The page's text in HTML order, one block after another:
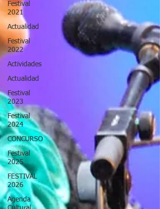
Festival
2021
Actualidad
Festival
2022
Actividades
Actualidad
Festival
2023
Festival
2024
CONCURSO
Festival
2025
FESTIVAL
2026
Agenda